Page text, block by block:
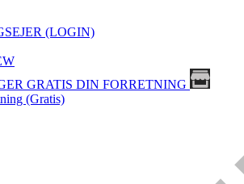
(LOGIN)
GRATIS DIN FORRETNING
(Gratis)